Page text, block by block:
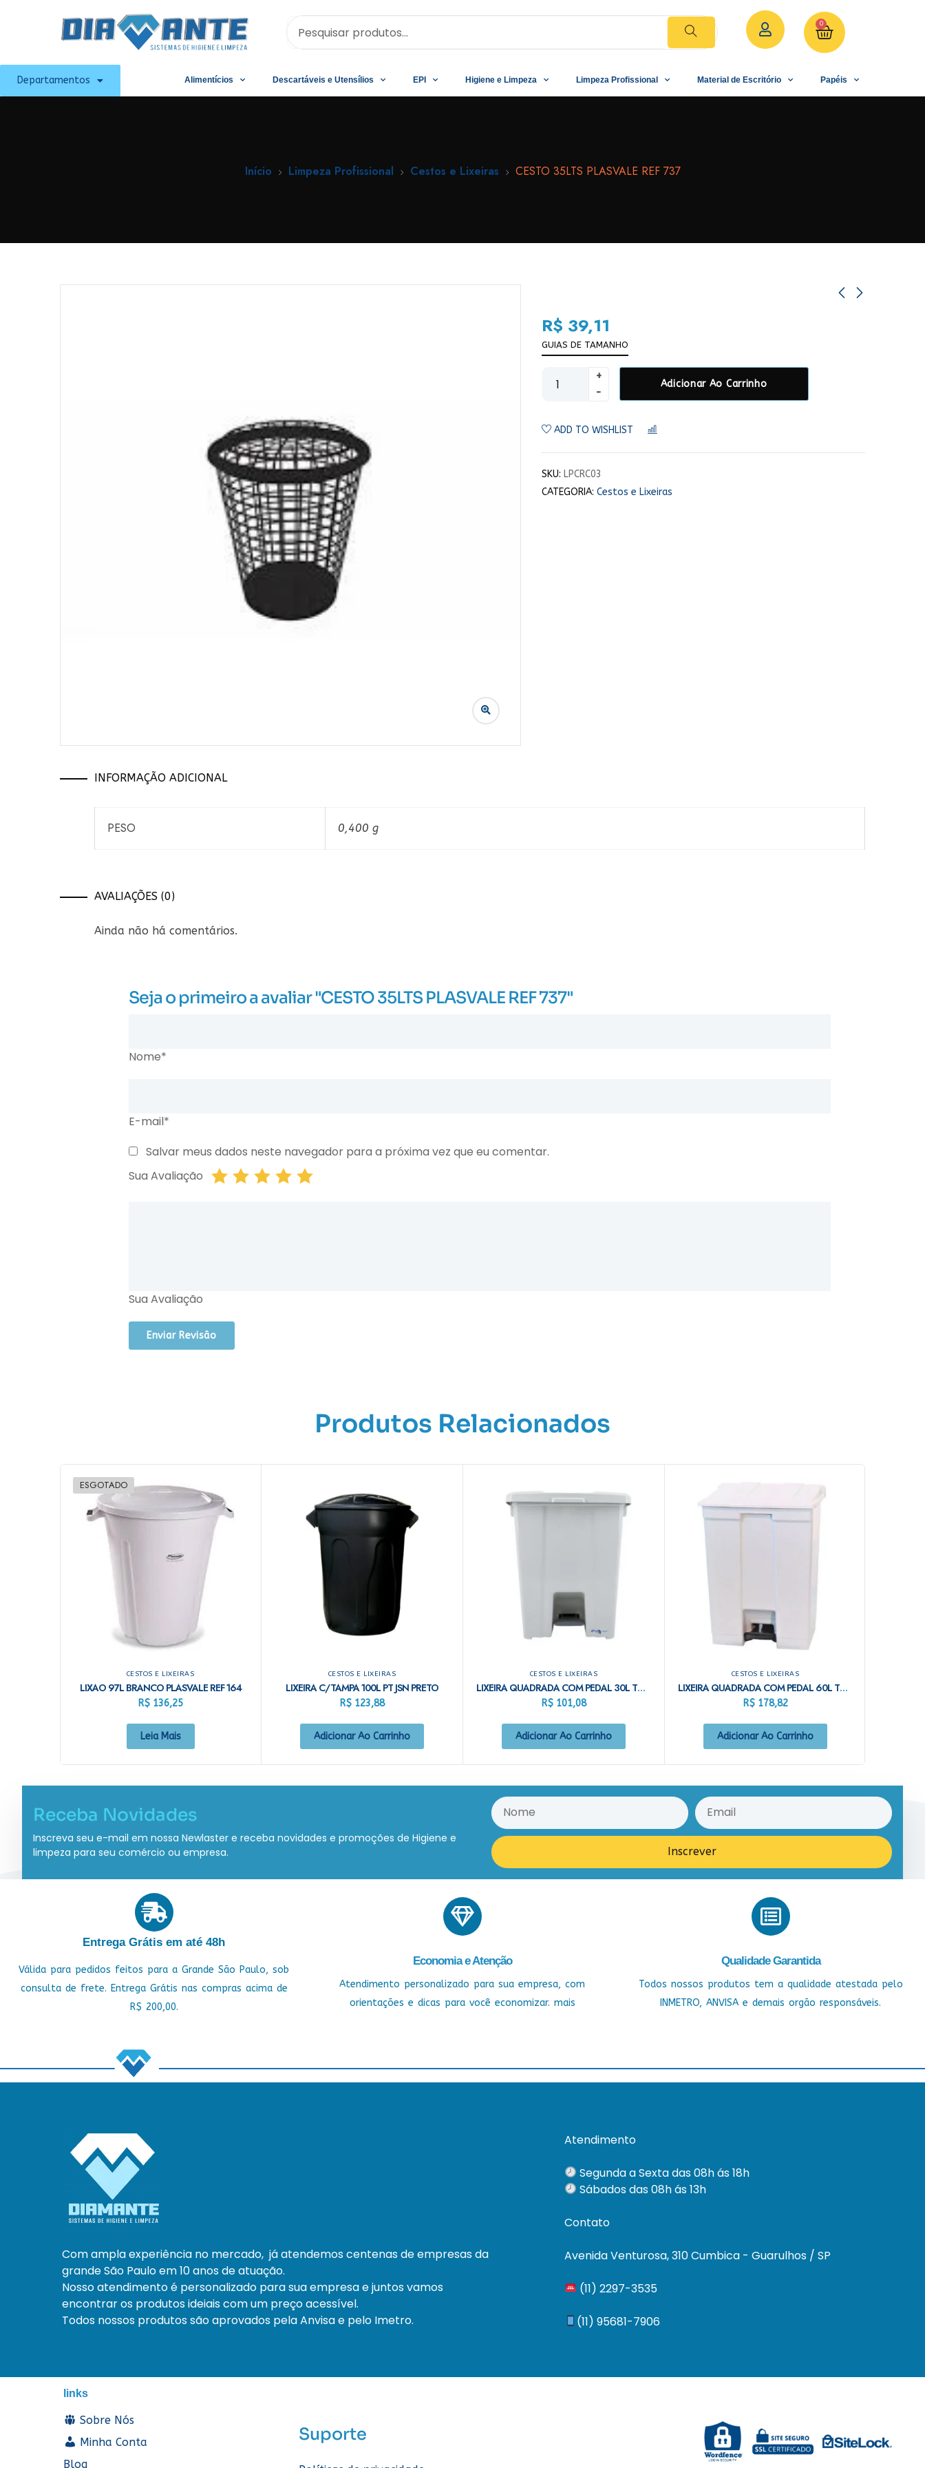
0
Departamentos Alimentícios Descartáveis e Utensílios EPI Higiene e Limpeza Limpeza Profissional Material de Escritório Papéis
Início Limpeza Profissional Cestos e Lixeiras CESTO 35LTS PLASVALE REF 737
R$ 39,11
GUIAS DE TAMANHO
Adicionar Ao Carrinho
ADD TO WISHLIST
SKU: LPCRC03
CATEGORIA: Cestos e Lixeiras
INFORMAÇÃO ADICIONAL
PESO 0,400 g
AVALIAÇÕES (0)
Ainda não há comentários.
Seja o primeiro a avaliar "CESTO 35LTS PLASVALE REF 737"
Nome*
E-mail*
Salvar meus dados neste navegador para a próxima vez que eu comentar.
Sua Avaliação
Sua Avaliação
Produtos Relacionados
ESGOTADO
CESTOS E LIXEIRAS
LIXAO 97L BRANCO PLASVALE REF 164
R$136,25
Leia Mais
CESTOS E LIXEIRAS
LIXEIRA C/TAMPA 100L PT JSN PRETO
R$123,88
Adicionar Ao Carrinho
CESTOS E LIXEIRAS
LIXEIRA QUADRADA COM PEDAL 30L TULIP BRANCA
R$101,08
Adicionar Ao Carrinho
CESTOS E LIXEIRAS
LIXEIRA QUADRADA COM PEDAL 60L TULIP BRANCA
R$178,82
Adicionar Ao Carrinho
Receba Novidades
Inscreva seu e-mail em nossa Newlaster e receba novidades e promoções de Higiene e
limpeza para seu comércio ou empresa.
Inscrever
Entrega Grátis em até 48h
Válida para pedidos feitos para a Grande São Paulo, sob
consulta de frete. Entrega Grátis nas compras acima de
R$ 200,00.
Economia e Atenção
Atendimento personalizado para sua empresa, com
orientações e dicas para você economizar. mais
Qualidade Garantida
Todos nossos produtos tem a qualidade atestada pelo
INMETRO, ANVISA e demais orgão responsáveis.
Com ampla experiência no mercado, já atendemos centenas de empresas da
grande São Paulo em 10 anos de atuação.
Nosso atendimento é personalizado para sua empresa e juntos vamos
encontrar os produtos ideiais com um preço acessível.
Todos nossos produtos são aprovados pela Anvisa e pelo Imetro.
Atendimento
Segunda a Sexta das 08h ás 18h
Sábados das 08h ás 13h
Contato
Avenida Venturosa, 310 Cumbica - Guarulhos / SP
(11) 2297-3535
(11) 95681-7906
links
Sobre Nós
Minha Conta
Blog
Suporte